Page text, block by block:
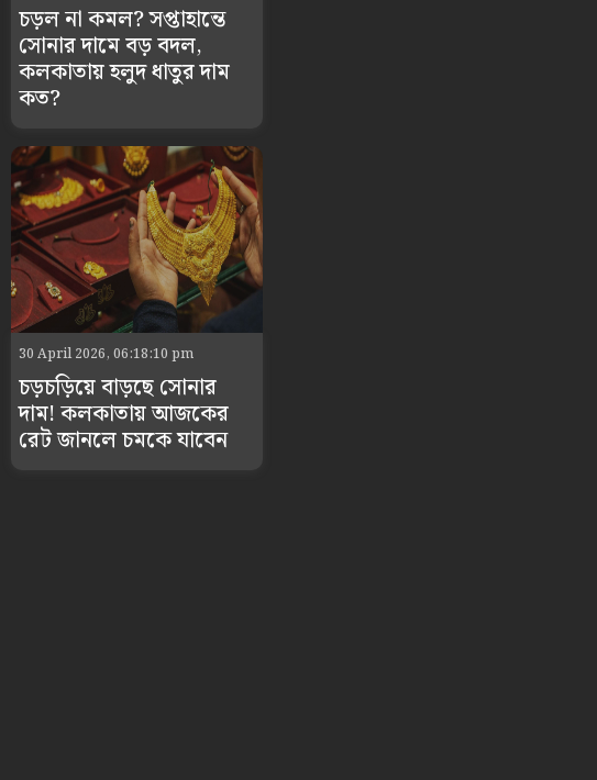
চড়ল না কমল? সপ্তাহান্তে
সোনার দামে বড় বদল,
কলকাতায় হলুদ ধাতুর দাম
কত?
30 April 2026, 06:18:10 pm
চড়চড়িয়ে বাড়ছে সোনার
দাম! কলকাতায় আজকের
রেট জানলে চমকে যাবেন